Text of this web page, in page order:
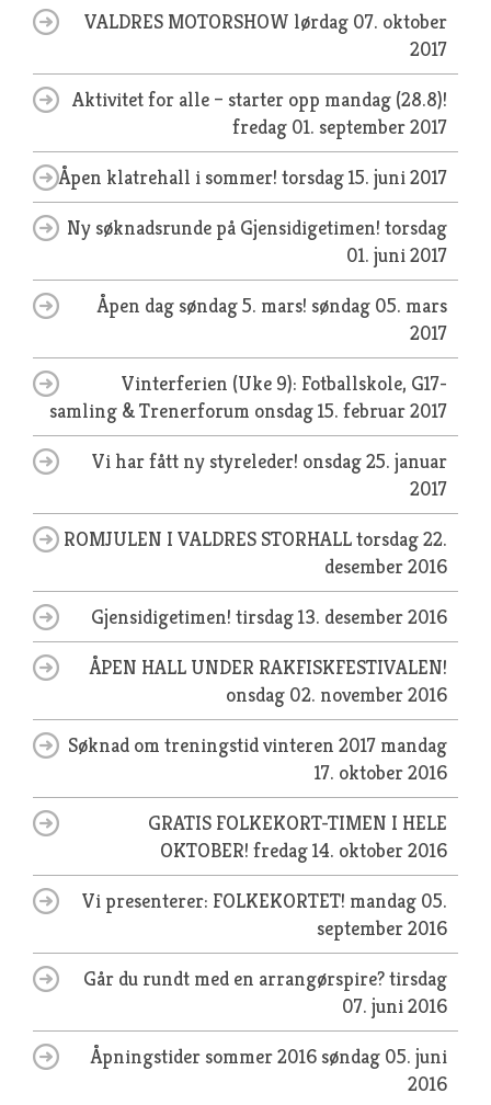
VALDRES MOTORSHOW lørdag 07. oktober
2017
Aktivitet for alle – starter opp mandag (28.8)!
fredag 01. september 2017
Åpen klatrehall i sommer! torsdag 15. juni 2017
Ny søknadsrunde på Gjensidigetimen! torsdag
01. juni 2017
Åpen dag søndag 5. mars! søndag 05. mars
2017
Vinterferien (Uke 9): Fotballskole, G17-
samling & Trenerforum onsdag 15. februar 2017
Vi har fått ny styreleder! onsdag 25. januar
2017
ROMJULEN I VALDRES STORHALLtorsdag 22.
desember 2016
Gjensidigetimen! tirsdag 13. desember 2016
ÅPEN HALL UNDER RAKFISKFESTIVALEN!
onsdag 02. november 2016
Søknad om treningstid vinteren 2017 mandag
17. oktober 2016
GRATIS FOLKEKORT-TIMEN I HELE
OKTOBER! fredag 14. oktober 2016
Vi presenterer: FOLKEKORTET! mandag 05.
september 2016
Går du rundt med en arrangørspire?tirsdag
07. juni 2016
Åpningstider sommer 2016søndag 05. juni
2016